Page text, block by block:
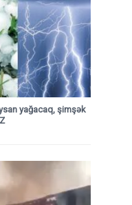
yağacaq, şimşək